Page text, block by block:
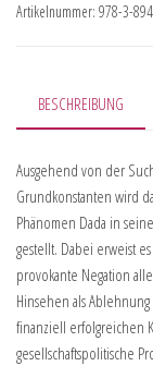
Artikelnummer: 978-3-
BESCHREIBUNG
Ausgehend von der
Grundkonstanten wird
Phänomen Dada in
gestellt. Dabei erweist
provokante Negation
Hinsehen als
finanziell erfolgreichen
gesellschaftspolitische